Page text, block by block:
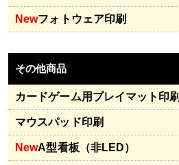
Newフォトウェア印刷
その他商品
カードゲーム用プレイマット印刷
マウスパッド印刷
NewA型看板（非LED）